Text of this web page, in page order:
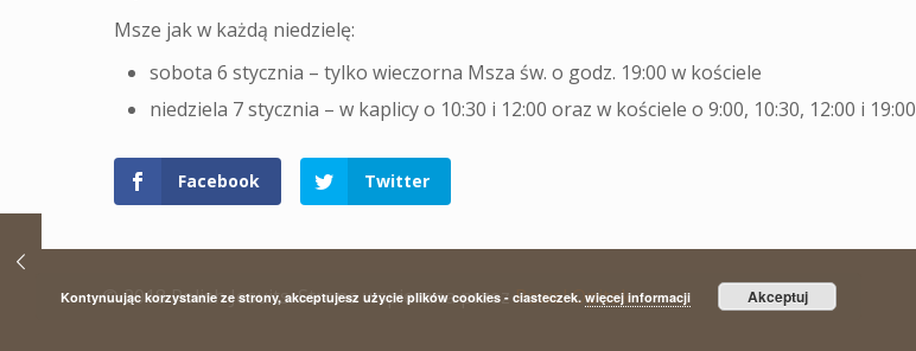
Msze jak w każdą niedzielę:
sobota 6 stycznia – tylko wieczorna Msza św. o godz. 19:00 w kościele
niedziela 7 stycznia – w kaplicy o 10:30 i 12:00 oraz w kościele o 9:00, 10:30, 12:00 i 19:00
Facebook Twitter
© 2018 Polish Jesuits. Strona wspierana przezPawel Opitek
Kontynuując korzystanie ze strony, akceptujesz użycie plików cookies - ciasteczek. więcej informacji Akceptuj